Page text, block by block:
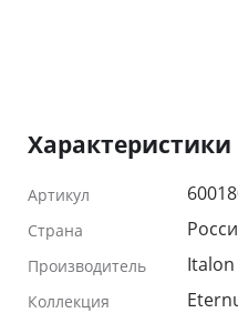
Характеристики
Артикул
Страна
Производитель Italon
Коллекция